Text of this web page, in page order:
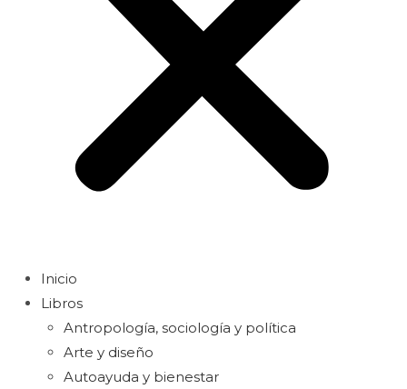
Inicio
Libros
Antropología, sociología y política
Arte y diseño
Autoayuda y bienestar